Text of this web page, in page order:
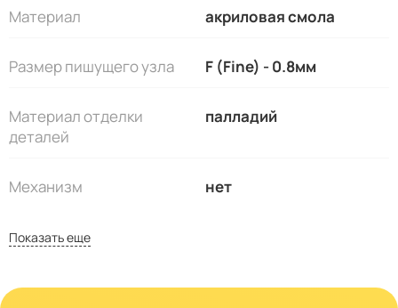
Материал акриловая смола
Размер пишущего узла F (Fine) - 0.8мм
Материал отделки
деталей
палладий
Механизм нет
Показать еще